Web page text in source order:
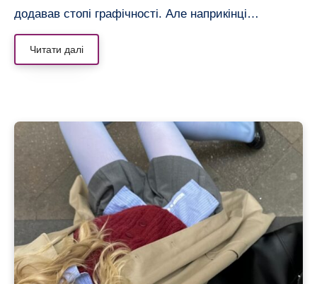
додавав стопі графічності. Але наприкінці…
Читати далі